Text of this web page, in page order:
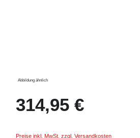
Abbildung ähnlich
314,95 €
Preise inkl. MwSt. zzgl. Versandkosten